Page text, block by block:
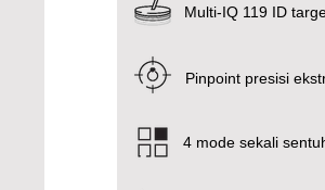
Multi-IQ 119 ID
Pinpoint presisi
4 mode sekali